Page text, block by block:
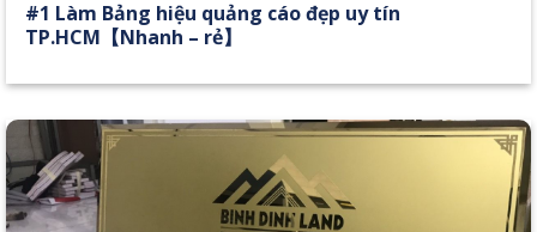
#1 Làm Bảng hiệu quảng cáo đẹp uy tín
TP.HCM【Nhanh – rẻ】